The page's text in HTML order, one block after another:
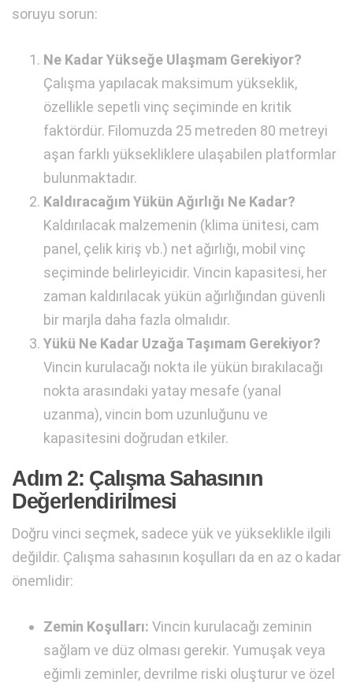
soruyu sorun:
Ne Kadar Yükseğe Ulaşmam Gerekiyor?
Çalışma yapılacak maksimum yükseklik,
özellikle sepetli vinç seçiminde en kritik
faktördür. Filomuzda 25 metreden 80 metreyi
aşan farklı yüksekliklere ulaşabilen platformlar
bulunmaktadır.
Kaldıracağım Yükün Ağırlığı Ne Kadar?
Kaldırılacak malzemenin (klima ünitesi, cam
panel, çelik kiriş vb.) net ağırlığı, mobil vinç
seçiminde belirleyicidir. Vincin kapasitesi, her
zaman kaldırılacak yükün ağırlığından güvenli
bir marjla daha fazla olmalıdır.
Yükü Ne Kadar Uzağa Taşımam Gerekiyor?
Vincin kurulacağı nokta ile yükün bırakılacağı
nokta arasındaki yatay mesafe (yanal
uzanma), vincin bom uzunluğunu ve
kapasitesini doğrudan etkiler.
Adım 2: Çalışma Sahasının
Değerlendirilmesi
Doğru vinci seçmek, sadece yük ve yükseklikle ilgili
değildir. Çalışma sahasının koşulları da en az o kadar
önemlidir:
Zemin Koşulları: Vincin kurulacağı zeminin
sağlam ve düz olması gerekir. Yumuşak veya
eğimli zeminler, devrilme riski oluşturur ve özel